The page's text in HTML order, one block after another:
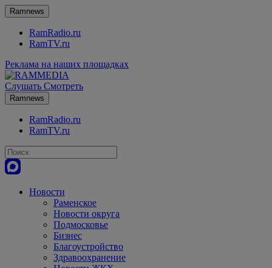
Ramnews
RamRadio.ru
RamTV.ru
Реклама на наших площадках
Слушать Смотреть
Ramnews
RamRadio.ru
RamTV.ru
Новости
Раменское
Новости округа
Подмосковье
Бизнес
Благоустройство
Здравоохранение